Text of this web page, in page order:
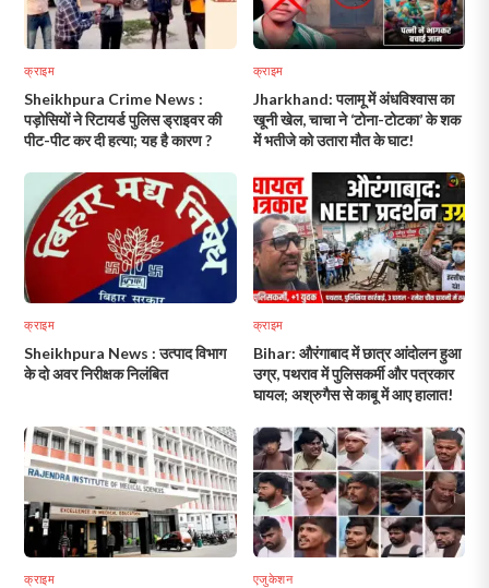
क्राइम
Sheikhpura Crime News :
पड़ोसियों ने रिटायर्ड पुलिस ड्राइवर की
पीट-पीट कर दी हत्या; यह है कारण ?
क्राइम
Jharkhand: पलामू में अंधविश्वास का
खूनी खेल, चाचा ने ‘टोना-टोटका’ के शक
में भतीजे को उतारा मौत के घाट!
क्राइम
Sheikhpura News : उत्पाद विभाग
के दो अवर निरीक्षक निलंबित
क्राइम
Bihar: औरंगाबाद में छात्र आंदोलन हुआ
उग्र, पथराव में पुलिसकर्मी और पत्रकार
घायल; अश्रुगैस से काबू में आए हालात!
क्राइम एजुकेशन